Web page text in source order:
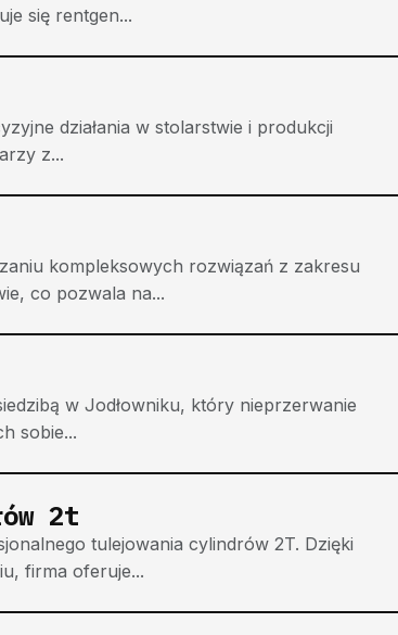
się rentgen...
działania w stolarstwie i produkcji
z...
kompleksowych rozwiązań z zakresu
co pozwala na...
w Jodłowniku, który nieprzerwanie
sobie...
2t
tulejowania cylindrów 2T. Dzięki
firma oferuje...